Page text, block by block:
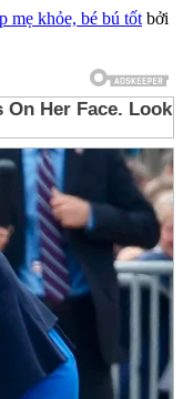
mẹ khỏe, bé bú tốt bởi